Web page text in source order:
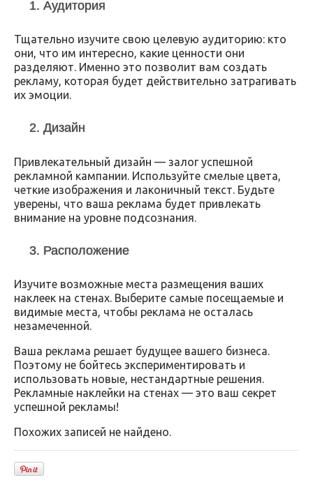
1. Аудитория
Тщательно изучите свою целевую аудиторию: кто
они, что им интересно, какие ценности они
разделяют. Именно это позволит вам создать
рекламу, которая будет действительно затрагивать
их эмоции.
2. Дизайн
Привлекательный дизайн — залог успешной
рекламной кампании. Используйте смелые цвета,
четкие изображения и лаконичный текст. Будьте
уверены, что ваша реклама будет привлекать
внимание на уровне подсознания.
3. Расположение
Изучите возможные места размещения ваших
наклеек на стенах. Выберите самые посещаемые и
видимые места, чтобы реклама не осталась
незамеченной.
Ваша реклама решает будущее вашего бизнеса.
Поэтому не бойтесь экспериментировать и
использовать новые, нестандартные решения.
Рекламные наклейки на стенах — это ваш секрет
успешной рекламы!
Похожих записей не найдено.